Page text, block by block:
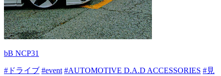
bB NCP31
#ドライブ #event #AUTOMOTIVE D.A.D ACCESSORIES #見